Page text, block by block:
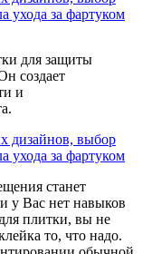
для защиты
создает
и
станет
у Вас нет навыков
плитки, вы не
то, что надо.